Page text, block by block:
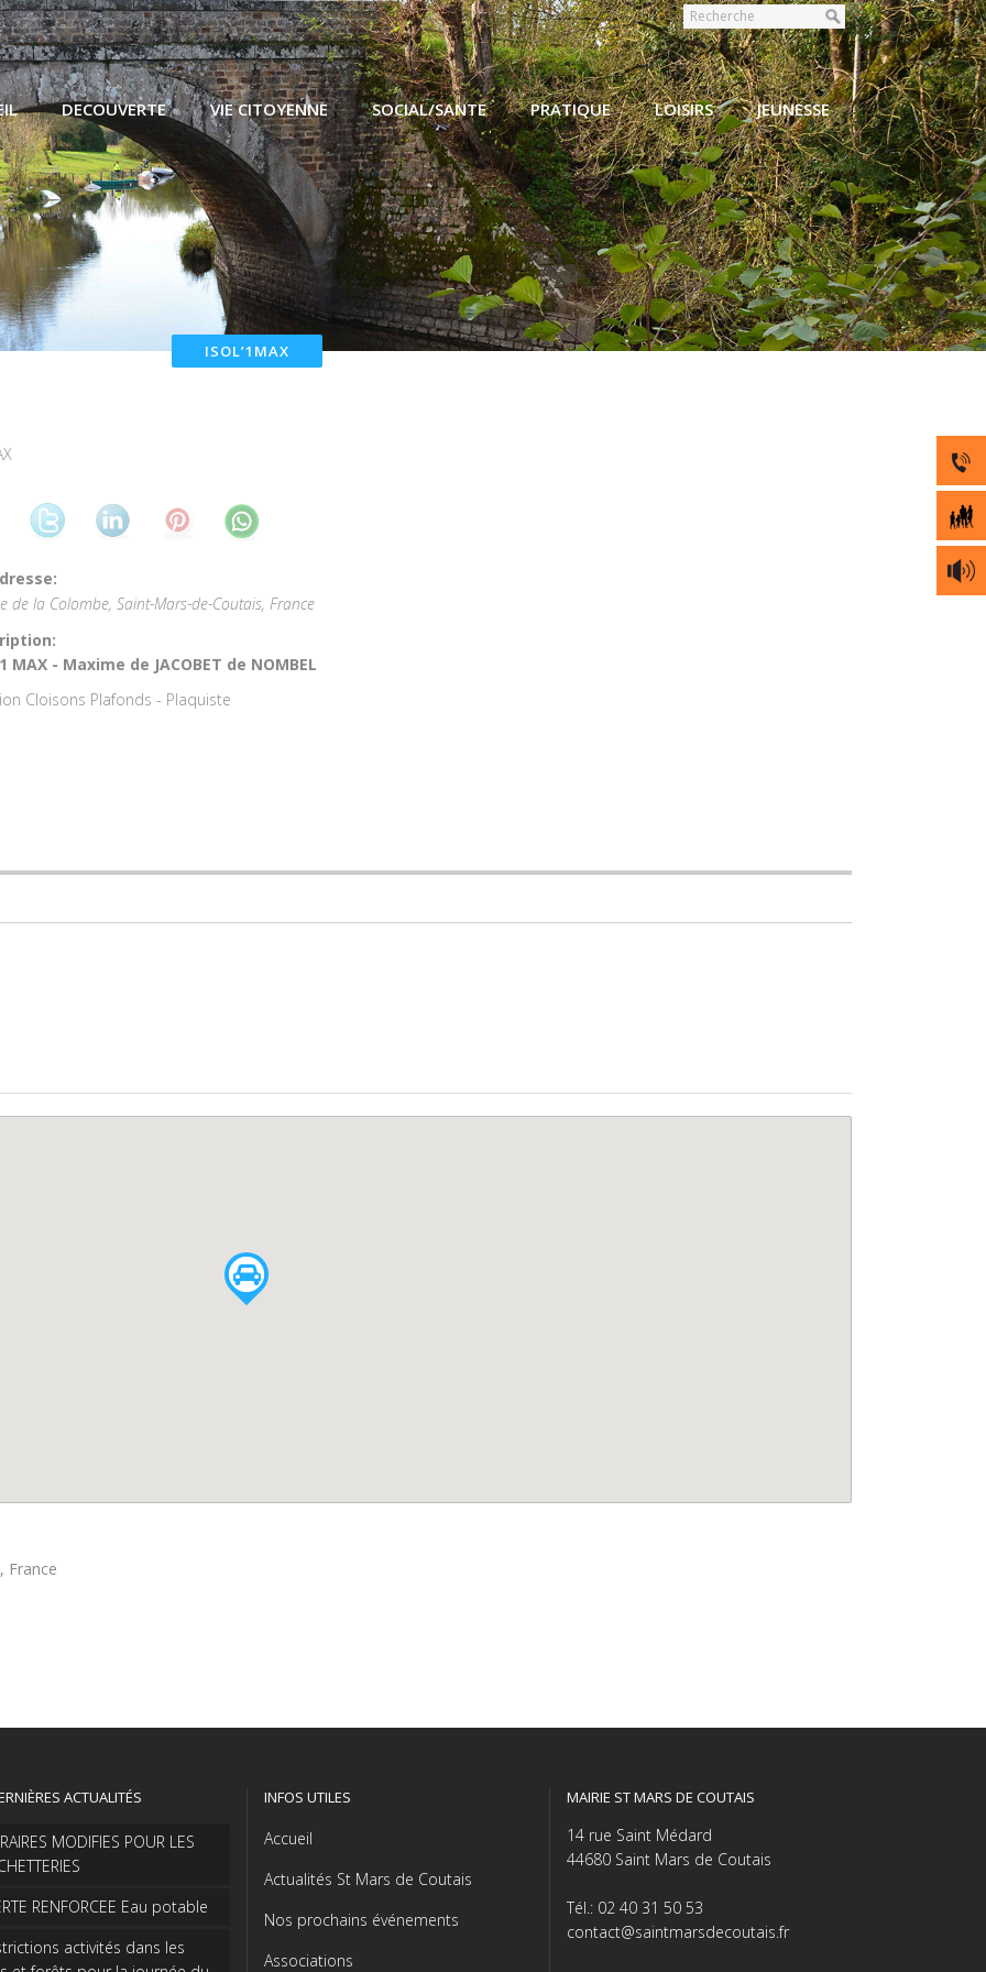
DECOUVERTE VIE CITOYENNE SOCIAL/SANTE PRATIQUE LOISIRS JEUNESSE
ISOL’1MAX
de la Colombe, Saint-Mars-de-Coutais, France
MAX - Maxime de JACOBET de NOMBEL
Cloisons Plafonds - Plaquiste
France
ACTUALITÉS
MODIFIES POUR LES
RENFORCEE Eau potable
activités dans les
INFOS UTILES
Accueil
Actualités St Mars de Coutais
Nos prochains événements
Associations
MAIRIE ST MARS DE COUTAIS
14 rue Saint Médard
44680 Saint Mars de Coutais
Tél.: 02 40 31 50 53
contact@saintmarsdecoutais.fr